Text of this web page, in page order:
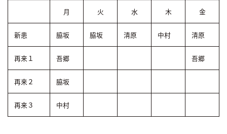
月 火 水 木 金
新患 脇坂 脇坂 清原 中村 清原
再来１ 吾郷 吾郷
再来２ 脇坂
再来３ 中村